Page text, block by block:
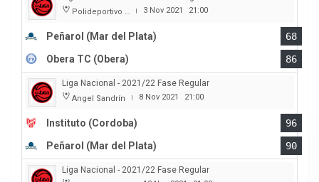
Polideportivo Islas Malvinas | 3 Nov 2021 21:00
Peñarol (Mar del Plata)
68
Obera TC (Obera)
86
Liga Nacional - 2021/22 Fase Regular
Angel Sandrín | 8 Nov 2021 21:00
Instituto (Cordoba)
96
Peñarol (Mar del Plata)
90
Liga Nacional - 2021/22 Fase Regular